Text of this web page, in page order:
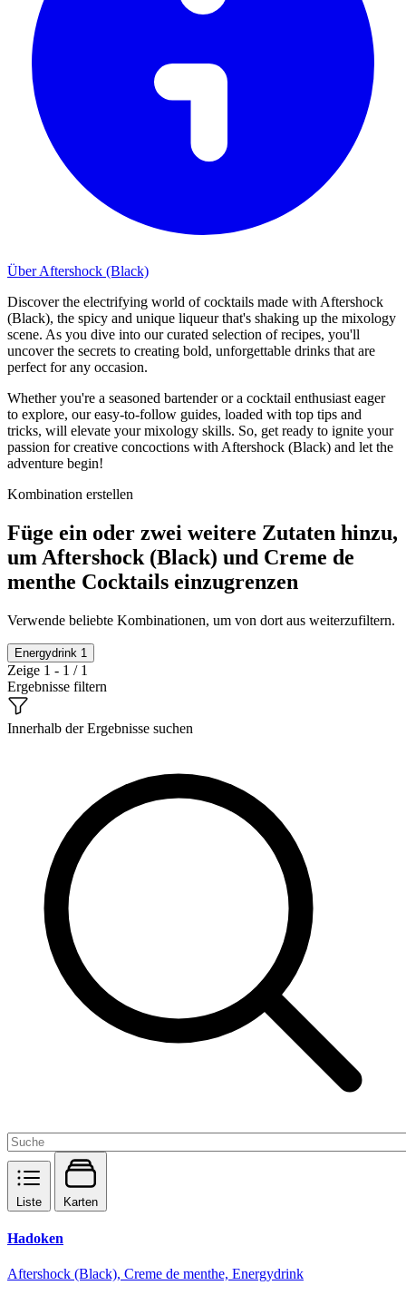
Über Aftershock (Black)
Discover the electrifying world of cocktails made with Aftershock
(Black), the spicy and unique liqueur that's shaking up the mixology
scene. As you dive into our curated selection of recipes, you'll
uncover the secrets to creating bold, unforgettable drinks that are
perfect for any occasion.
Whether you're a seasoned bartender or a cocktail enthusiast eager
to explore, our easy-to-follow guides, loaded with top tips and
tricks, will elevate your mixology skills. So, get ready to ignite your
passion for creative concoctions with Aftershock (Black) and let the
adventure begin!
Kombination erstellen
Füge ein oder zwei weitere Zutaten hinzu,
um Aftershock (Black) und Creme de
menthe Cocktails einzugrenzen
Verwende beliebte Kombinationen, um von dort aus weiterzufiltern.
Energydrink 1
Zeige 1 - 1 / 1
Ergebnisse filtern
Innerhalb der Ergebnisse suchen
Liste Karten
Hadoken
Aftershock (Black), Creme de menthe, Energydrink